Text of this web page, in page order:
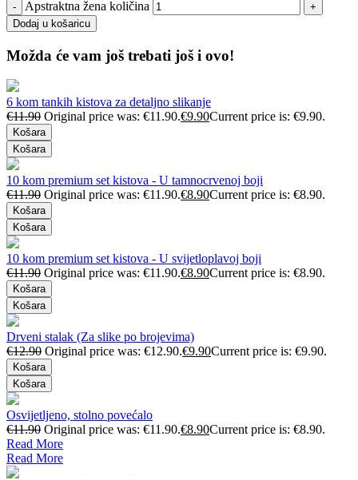
Apstraktna žena količina
Dodaj u košaricu
Možda će vam još trebati još i ovo!
6 kom tankih kistova za detaljno slikanje
€11.90 Original price was: €11.90.€9.90Current price is: €9.90.
Košara
Košara
10 kom premium set kistova - U tamnocrvenoj boji
€11.90 Original price was: €11.90.€8.90Current price is: €8.90.
Košara
Košara
10 kom premium set kistova - U svijetloplavoj boji
€11.90 Original price was: €11.90.€8.90Current price is: €8.90.
Košara
Košara
Drveni stalak (Za slike po brojevima)
€12.90 Original price was: €12.90.€9.90Current price is: €9.90.
Košara
Košara
Osvijetljeno, stolno povećalo
€11.90 Original price was: €11.90.€8.90Current price is: €8.90.
Read More
Read More